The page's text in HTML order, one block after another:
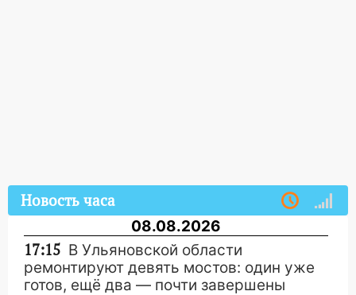
Новость часа
08.08.2026
17:15 В Ульяновской области
ремонтируют девять мостов: один уже
готов, ещё два — почти завершены